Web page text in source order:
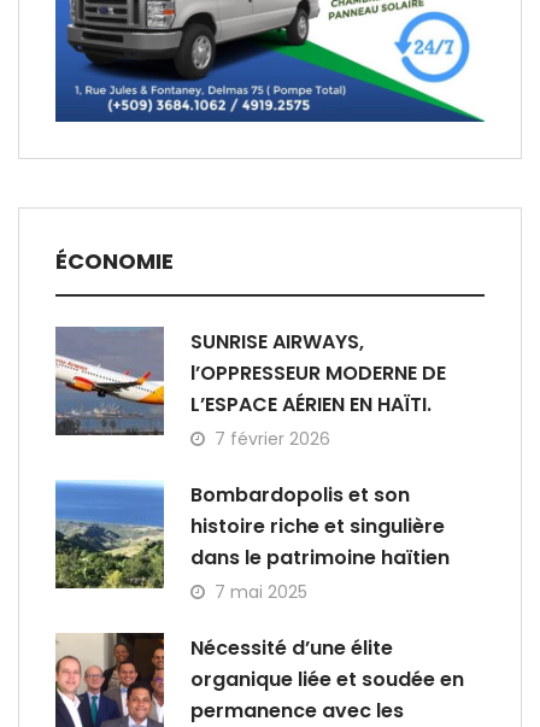
ÉCONOMIE
SUNRISE AIRWAYS,
l’OPPRESSEUR MODERNE DE
L’ESPACE AÉRIEN EN HAÏTI.
7 février 2026
Bombardopolis et son
histoire riche et singulière
dans le patrimoine haïtien
7 mai 2025
Nécessité d’une élite
organique liée et soudée en
permanence avec les